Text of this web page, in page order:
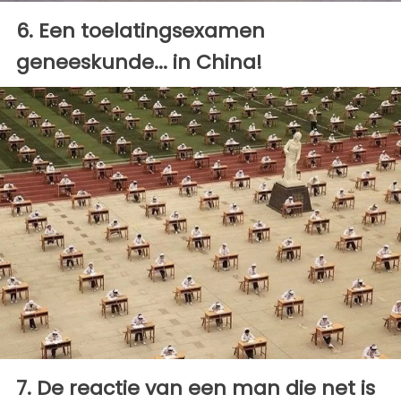
6. Een toelatingsexamen
geneeskunde... in China!
7. De reactie van een man die net is